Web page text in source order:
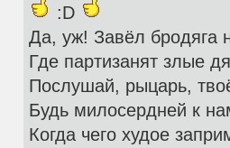
:D
Да, уж! Завёл бродяга
Где партизанят злые
Послушай, рыцарь,
Будь милосердней к
Когда чего худое